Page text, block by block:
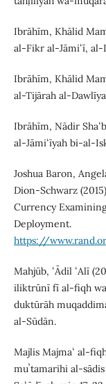
Ibrāhīm, Khālid
al-Fikr al-Jāmiʻī, al-
Ibrāhīm, Khālid
al-Tijārah al-
Ibrāhīm, Nādir
al-Jāmiʻīyah bi-al-
Joshua Baron,
Dion-Schwarz
Currency
Deployment.
https://
Maḥjūb, ʻĀdil ʻAlī
iliktrūnī fī al-fiqh
duktūrāh
al-Sūdān.
Majlis Majmaʻ al-
muʼtamarihi al-